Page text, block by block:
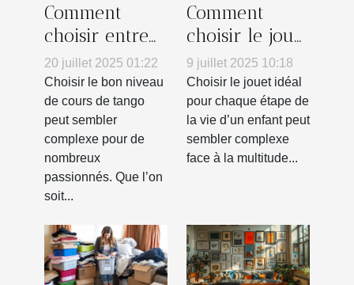
Comment
choisir entre
un cours
débutant ou
intermédiaire
en tango ?
20 juillet 2025 01:22
Choisir le bon niveau
de cours de tango
peut sembler
complexe pour de
nombreux
passionnés. Que l’on
soit...
Comment
choisir le jouet
parfait pour
chaque âge ?
9 juillet 2025 10:18
Choisir le jouet idéal
pour chaque étape de
la vie d’un enfant peut
sembler complexe
face à la multitude...